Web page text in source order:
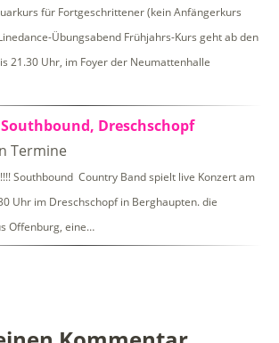
für Fortgeschrittener (kein Anfängerkurs
Übungsabend Frühjahrs-Kurs geht ab den
21.30 Uhr, im Foyer der Neumattenhalle
Dreschschopf
Termine
Southbound Country Band spielt live Konzert am
Uhr im Dreschschopf in Berghaupten. die
Offenburg, eine…